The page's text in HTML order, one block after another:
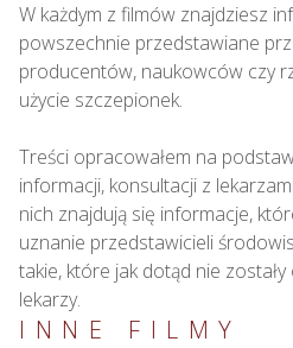
W każdym z filmów znajdziesz
powszechnie przedstawiane
producentów, naukowców czy
użycie szczepionek.
Treści opracowałem na
informacji, konsultacji z
nich znajdują się informacje,
uznanie przedstawicieli
takie, które jak dotąd nie
lekarzy.
INNE FILMY